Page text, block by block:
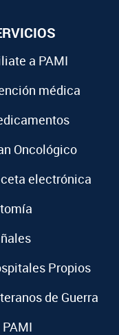
a PAMI
médica
Oncológico
electrónica
Propios
de Guerra